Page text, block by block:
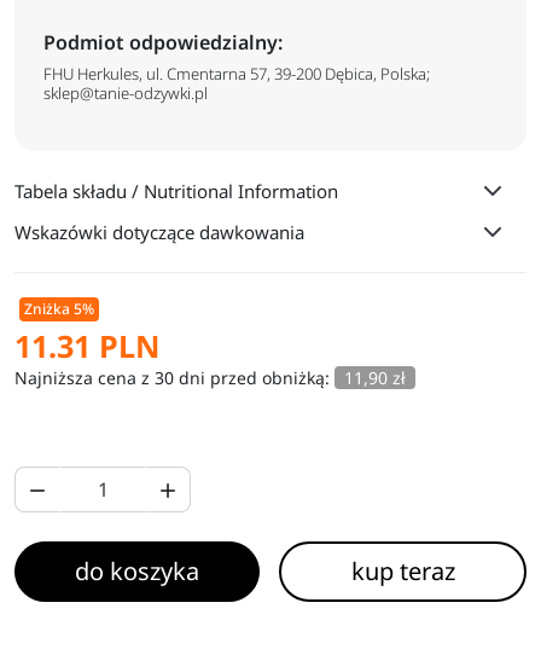
Podmiot odpowiedzialny:
FHU Herkules, ul. Cmentarna 57, 39-200 Dębica, Polska;
sklep@tanie-odzywki.pl
Tabela składu / Nutritional Information
Wskazówki dotyczące dawkowania
Zniżka 5%
11.31 PLN
Najniższa cena z 30 dni przed obniżką: 11,90 zł
 
do koszyka kup teraz